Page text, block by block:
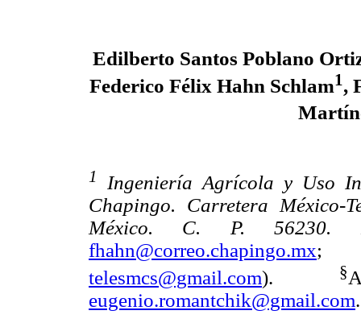
Edilberto Santos Poblano
Federico Félix Hahn Schlam1,
1
Ingeniería Agrícola y Uso
Chapingo. Carretera México-
México. C. P. 56230.
fhahn@correo.chapingo.mx
telesmcs@gmail.com). §
eugenio.romantchik@gmail.com.